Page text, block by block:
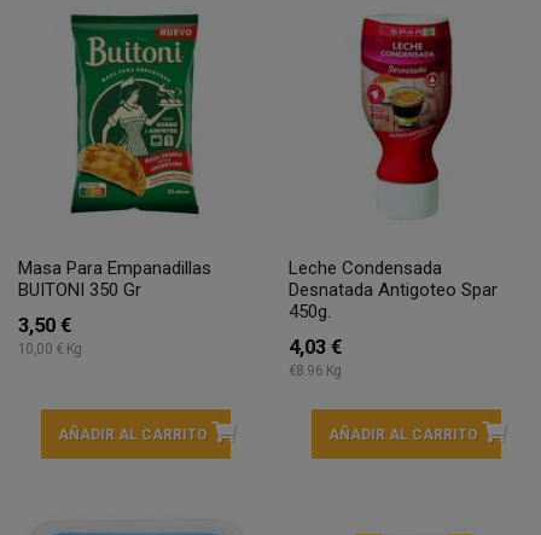
Masa Para Empanadillas
BUITONI 350 Gr
3,50 €
10,00 € Kg
AÑADIR AL CARRITO
Leche Condensada
Desnatada Antigoteo Spar
450g.
4,03 €
€8.96 Kg
AÑADIR AL CARRITO